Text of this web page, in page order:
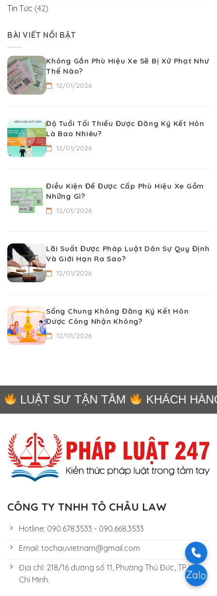
Tin Tức (42)
BÀI VIẾT NỔI BẬT
Không Gắn Phù Hiệu Xe Sẽ Bị Xử Phạt Như
Thế Nào?
12/01/2026
Độ Tuổi Tối Thiểu Được Đăng Ký Kết Hôn
Là Bao Nhiêu?
12/01/2026
Điều Kiện Để Được Cấp Phù Hiệu Xe Gồm
Những Gì?
12/01/2026
Lãi Suất Được Pháp Luật Dân Sự Quy Định
Và Giới Hạn Ra Sao?
12/01/2026
Sống Chung Không Đăng Ký Kết Hôn
Được Công Nhận Không?
12/01/2026
LUẬT SƯ TẬN TÂM KHÁCH HÀNG
CÔNG TY TNHH TÔ CHÂU LAW
Hotline: 090.678.3533 - 090.668.3533
Email: tochauvietnam@gmail.com
Địa chỉ: 218/16 đường số 11, Phường Thủ Đức, TP Hồ
Chí Minh.
Zalo